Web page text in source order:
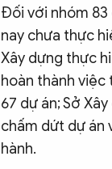
Đối với nhóm
nay chưa thực
Xây dựng thực
hoàn thành việc
67 dự án; Sở
chấm dứt dự án
hành.